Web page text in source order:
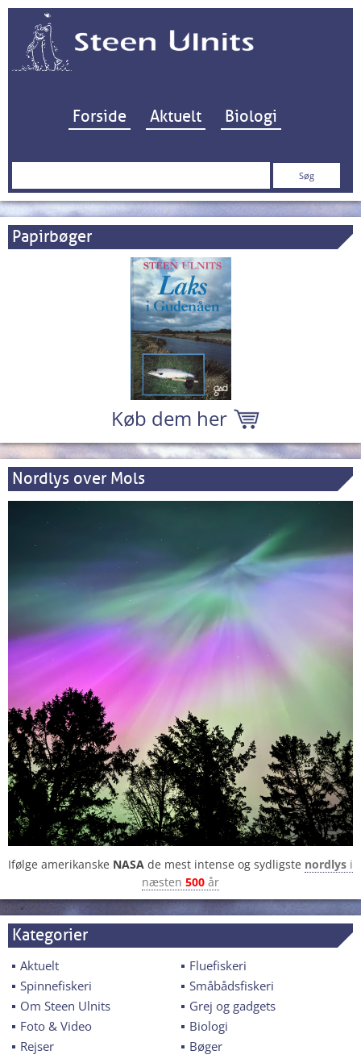
Hop til indhold
Forside Aktuelt Biologi
Søg
Papirbøger
Køb dem her
Nordlys over Mols
Ifølge amerikanske NASA de mest intense og sydligste nordlys i
næsten 500 år
Kategorier
Aktuelt
Fluefiskeri
Spinnefiskeri
Småbådsfiskeri
Om Steen Ulnits
Grej og gadgets
Foto & Video
Biologi
Rejser
Bøger